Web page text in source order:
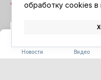
Новости Видео
обработку сookies в